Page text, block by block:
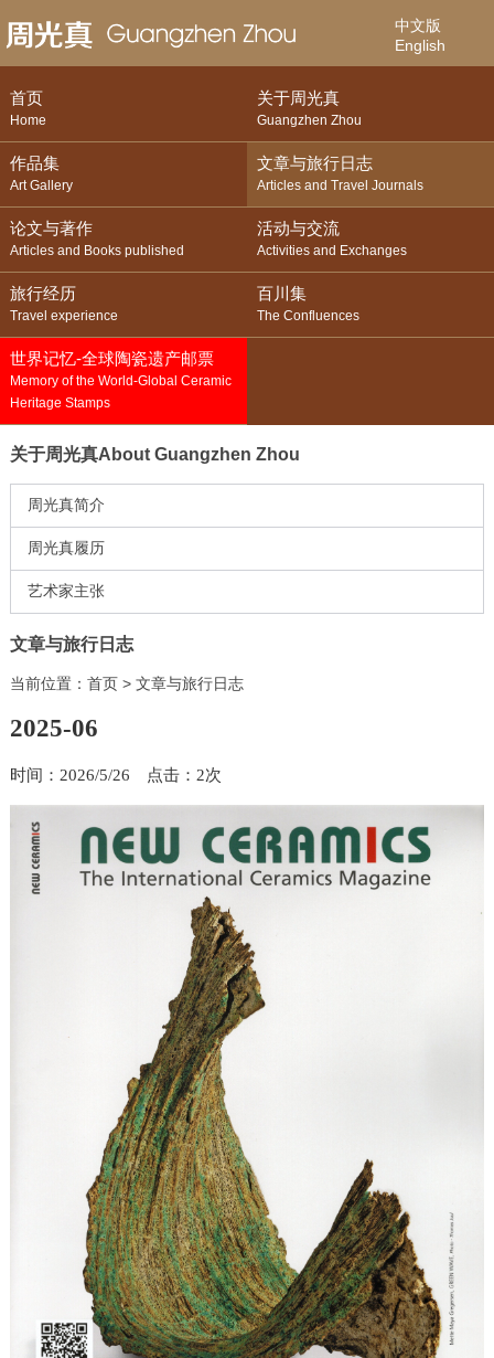
中文版
English
首页
Home
关于周光真
Guangzhen Zhou
作品集
Art Gallery
文章与旅行日志
Articles and Travel Journals
论文与著作
Articles and Books published
活动与交流
Activities and Exchanges
旅行经历
Travel experience
百川集
The Confluences
世界记忆-全球陶瓷遗产邮票
Memory of the World-Global Ceramic
Heritage Stamps
关于周光真About Guangzhen Zhou
周光真简介
周光真履历
艺术家主张
文章与旅行日志
当前位置： 首页> 文章与旅行日志
2025-06
时间：2026/5/26 点击： 2次